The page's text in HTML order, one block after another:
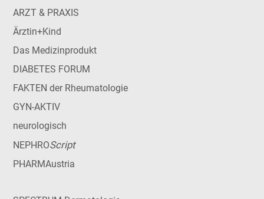
ARZT & PRAXIS
Ärztin+Kind
Das Medizinprodukt
DIABETES FORUM
FAKTEN der Rheumatologie
GYN-AKTIV
neurologisch
NEPHROScript
PHARMAustria